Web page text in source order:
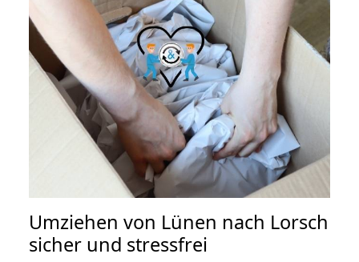
Umziehen von Lünen nach Lorsch
sicher und stressfrei